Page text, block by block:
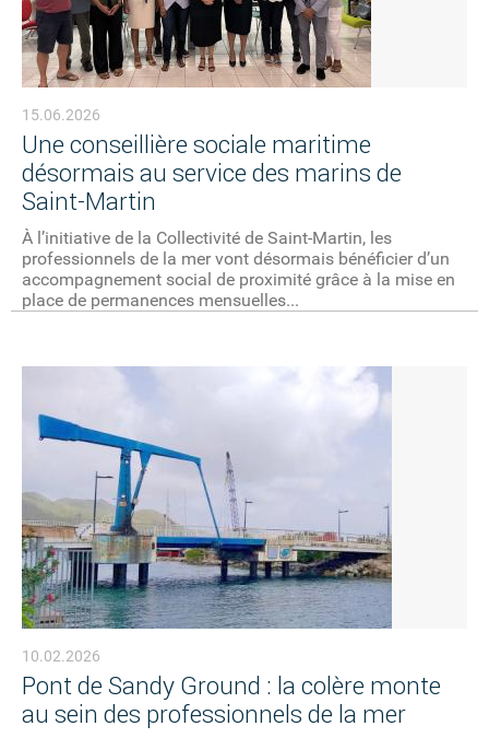
15.06.2026
Une conseillière sociale maritime
désormais au service des marins de
Saint-Martin
À l’initiative de la Collectivité de Saint-Martin, les
professionnels de la mer vont désormais bénéficier d’un
accompagnement social de proximité grâce à la mise en
place de permanences mensuelles...
10.02.2026
Pont de Sandy Ground : la colère monte
au sein des professionnels de la mer